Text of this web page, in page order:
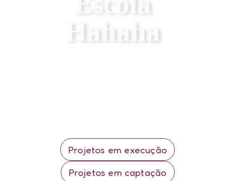
Hahaha
Projetos em execução
Projetos em captação